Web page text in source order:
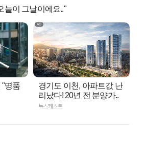
늘이 그날이에요.."
"명품
경기도 이천, 아파트값 난
리났다! 20년 전 분양가..
뉴스캐스트